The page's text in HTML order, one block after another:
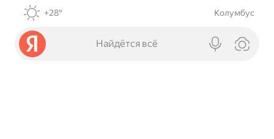
+28° Колумбус
Найдётся всё